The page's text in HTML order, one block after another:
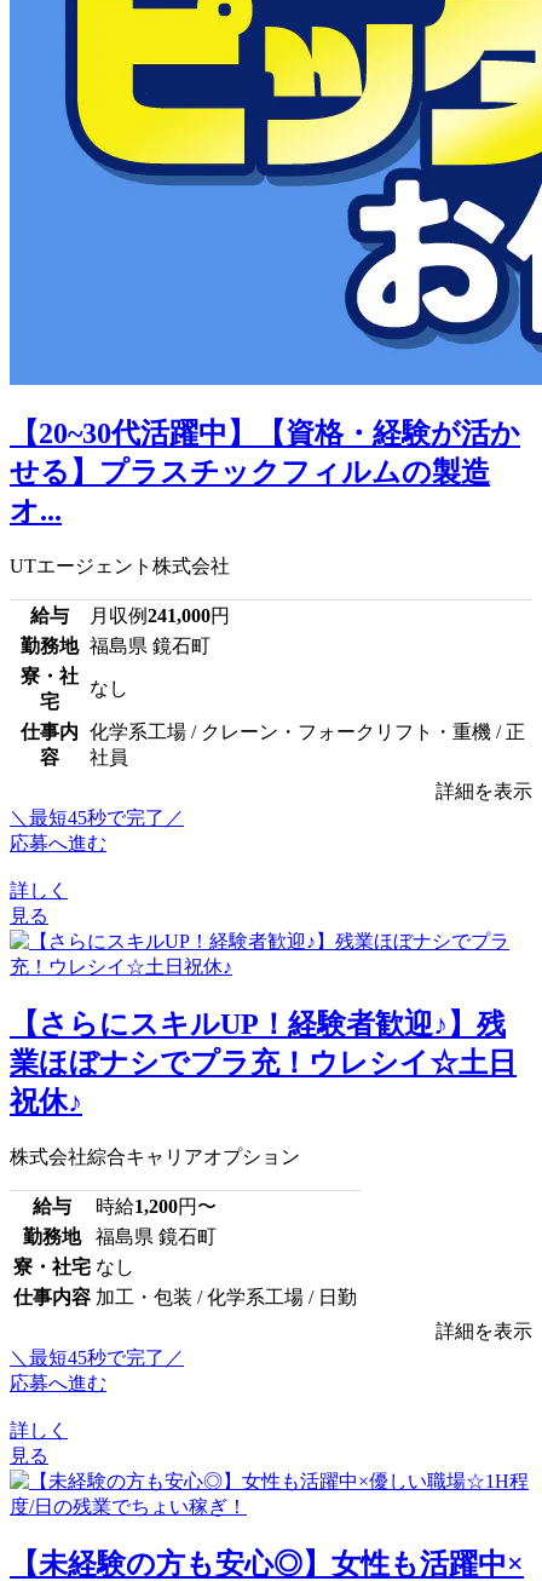
【20~30代活躍中】【資格・経験が活か
せる】プラスチックフィルムの製造
オ...
UTエージェント株式会社
給与 月収例241,000円
勤務地 福島県 鏡石町
寮・社
宅
なし
仕事内
容
化学系工場 / クレーン・フォークリフト・重機 / 正
社員
詳細を表示
＼最短45秒で完了／
応募へ進む
詳しく
見る
【さらにスキルUP！経験者歓迎♪】残
業ほぼナシでプラ充！ウレシイ☆土日
祝休♪
株式会社綜合キャリアオプション
給与 時給1,200円〜
勤務地
福島県 鏡石町
寮・社宅 なし
仕事内容 加工・包装 / 化学系工場 / 日勤
詳細を表示
＼最短45秒で完了／
応募へ進む
詳しく
見る
【未経験の方も安心◎】女性も活躍中×